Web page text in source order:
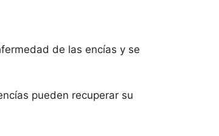
de las encías y se
pueden recuperar su